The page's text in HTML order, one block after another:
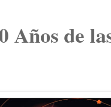
Años de